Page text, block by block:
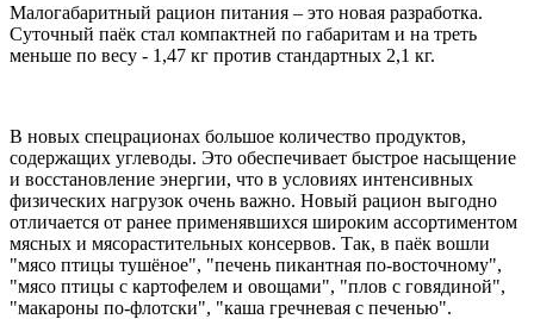
Малогабаритный рацион питания – это новая разработка.
Суточный паёк стал компактней по габаритам и на треть
меньше по весу - 1,47 кг против стандартных 2,1 кг.
В новых спецрационах большое количество продуктов,
содержащих углеводы. Это обеспечивает быстрое насыщение
и восстановление энергии, что в условиях интенсивных
физических нагрузок очень важно. Новый рацион выгодно
отличается от ранее применявшихся широким ассортиментом
мясных и мясорастительных консервов. Так, в паёк вошли
"мясо птицы тушёное", "печень пикантная по-восточному",
"мясо птицы с картофелем и овощами", "плов с говядиной",
"макароны по-флотски", "каша гречневая с печенью".